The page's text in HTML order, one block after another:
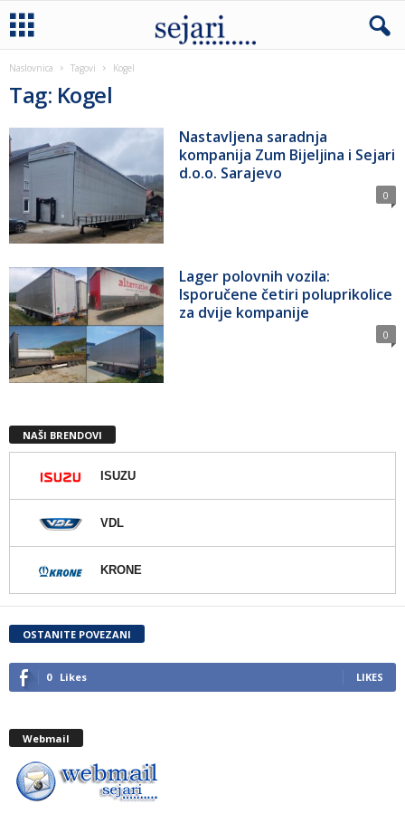
Naslovnica Tagovi Kogel
Tag: Kogel
Nastavljena saradnja
kompanija Zum Bijeljina i Sejari
d.o.o. Sarajevo
0
Lager polovnih vozila:
Isporučene četiri poluprikolice
za dvije kompanije
0
NAŠI BRENDOVI
ISUZU
VDL
KRONE
OSTANITE POVEZANI
0 Likes LIKES
Webmail